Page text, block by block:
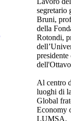
segretario
Bruni,
della
Rotondi,
Al centro
luoghi di
Global
Economy
LUMSA.